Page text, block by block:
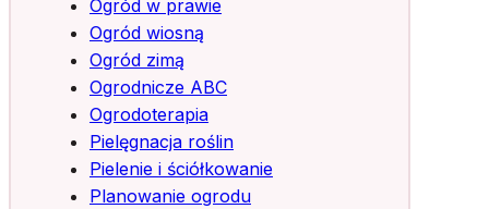
Ogród w prawie
Ogród wiosną
Ogród zimą
Ogrodnicze ABC
Ogrodoterapia
Pielęgnacja roślin
Pielenie i ściółkowanie
Planowanie ogrodu